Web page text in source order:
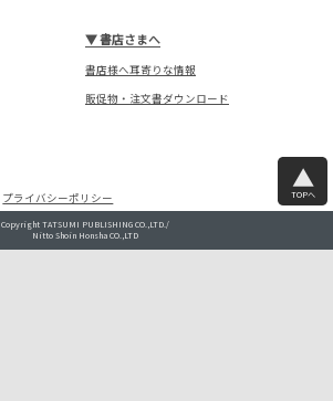
▼書店さまへ
書店様へ耳寄りな情報
販促物・注文書ダウンロード
プライバシーポリシー TOPへ
Copyright TATSUMI PUBLISHING CO.,LTD./
Nitto Shoin Honsha CO.,LTD